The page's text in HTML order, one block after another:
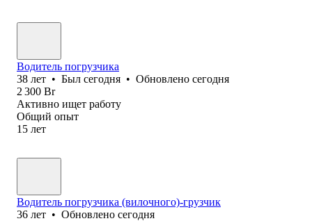
Водитель погрузчика
38 лет • Был сегодня • Обновлено сегодня
2 300 Br
Активно ищет работу
Общий опыт
15 лет
Водитель погрузчика (вилочного)-грузчик
36 лет • Обновлено сегодня